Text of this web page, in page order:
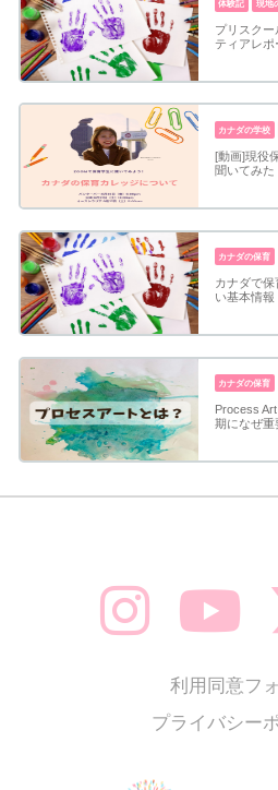
体験記 現地
プリスク
ティアレポ
カナダの学校
[動画]現役
聞いてみた
カナダの保育
カナダで
い基本情報
カナダの保育
Process
期になぜ重
利用同意フ
プライバシー